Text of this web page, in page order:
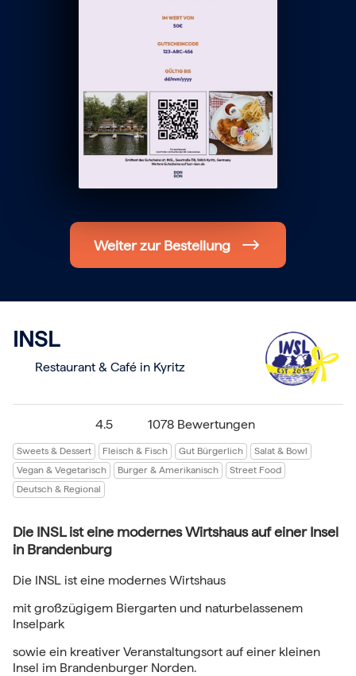
Frohe Weihnachten
Regionale Gutscheine
Hamburg
München
Frankfurt
Köln
Düsseldorf
Stuttgart
Essen
-------
Für alle Geschenk-Gutscheine gilt:
Weiter zur Bestellung
INSL
Restaurant & Café in Kyritz
4.5 1078 Bewertungen
Sweets & Dessert Fleisch & Fisch Gut Bürgerlich
Salat & Bowl
Vegan & Vegetarisch
Burger & Amerikanisch
Street Food
Deutsch & Regional
Die INSL ist eine modernes Wirtshaus auf einer Insel
in Brandenburg
Die INSL ist eine modernes Wirtshaus
mit großzügigem Biergarten und naturbelassenem
Inselpark
sowie ein kreativer Veranstaltungsort auf einer kleinen
Insel im Brandenburger Norden.